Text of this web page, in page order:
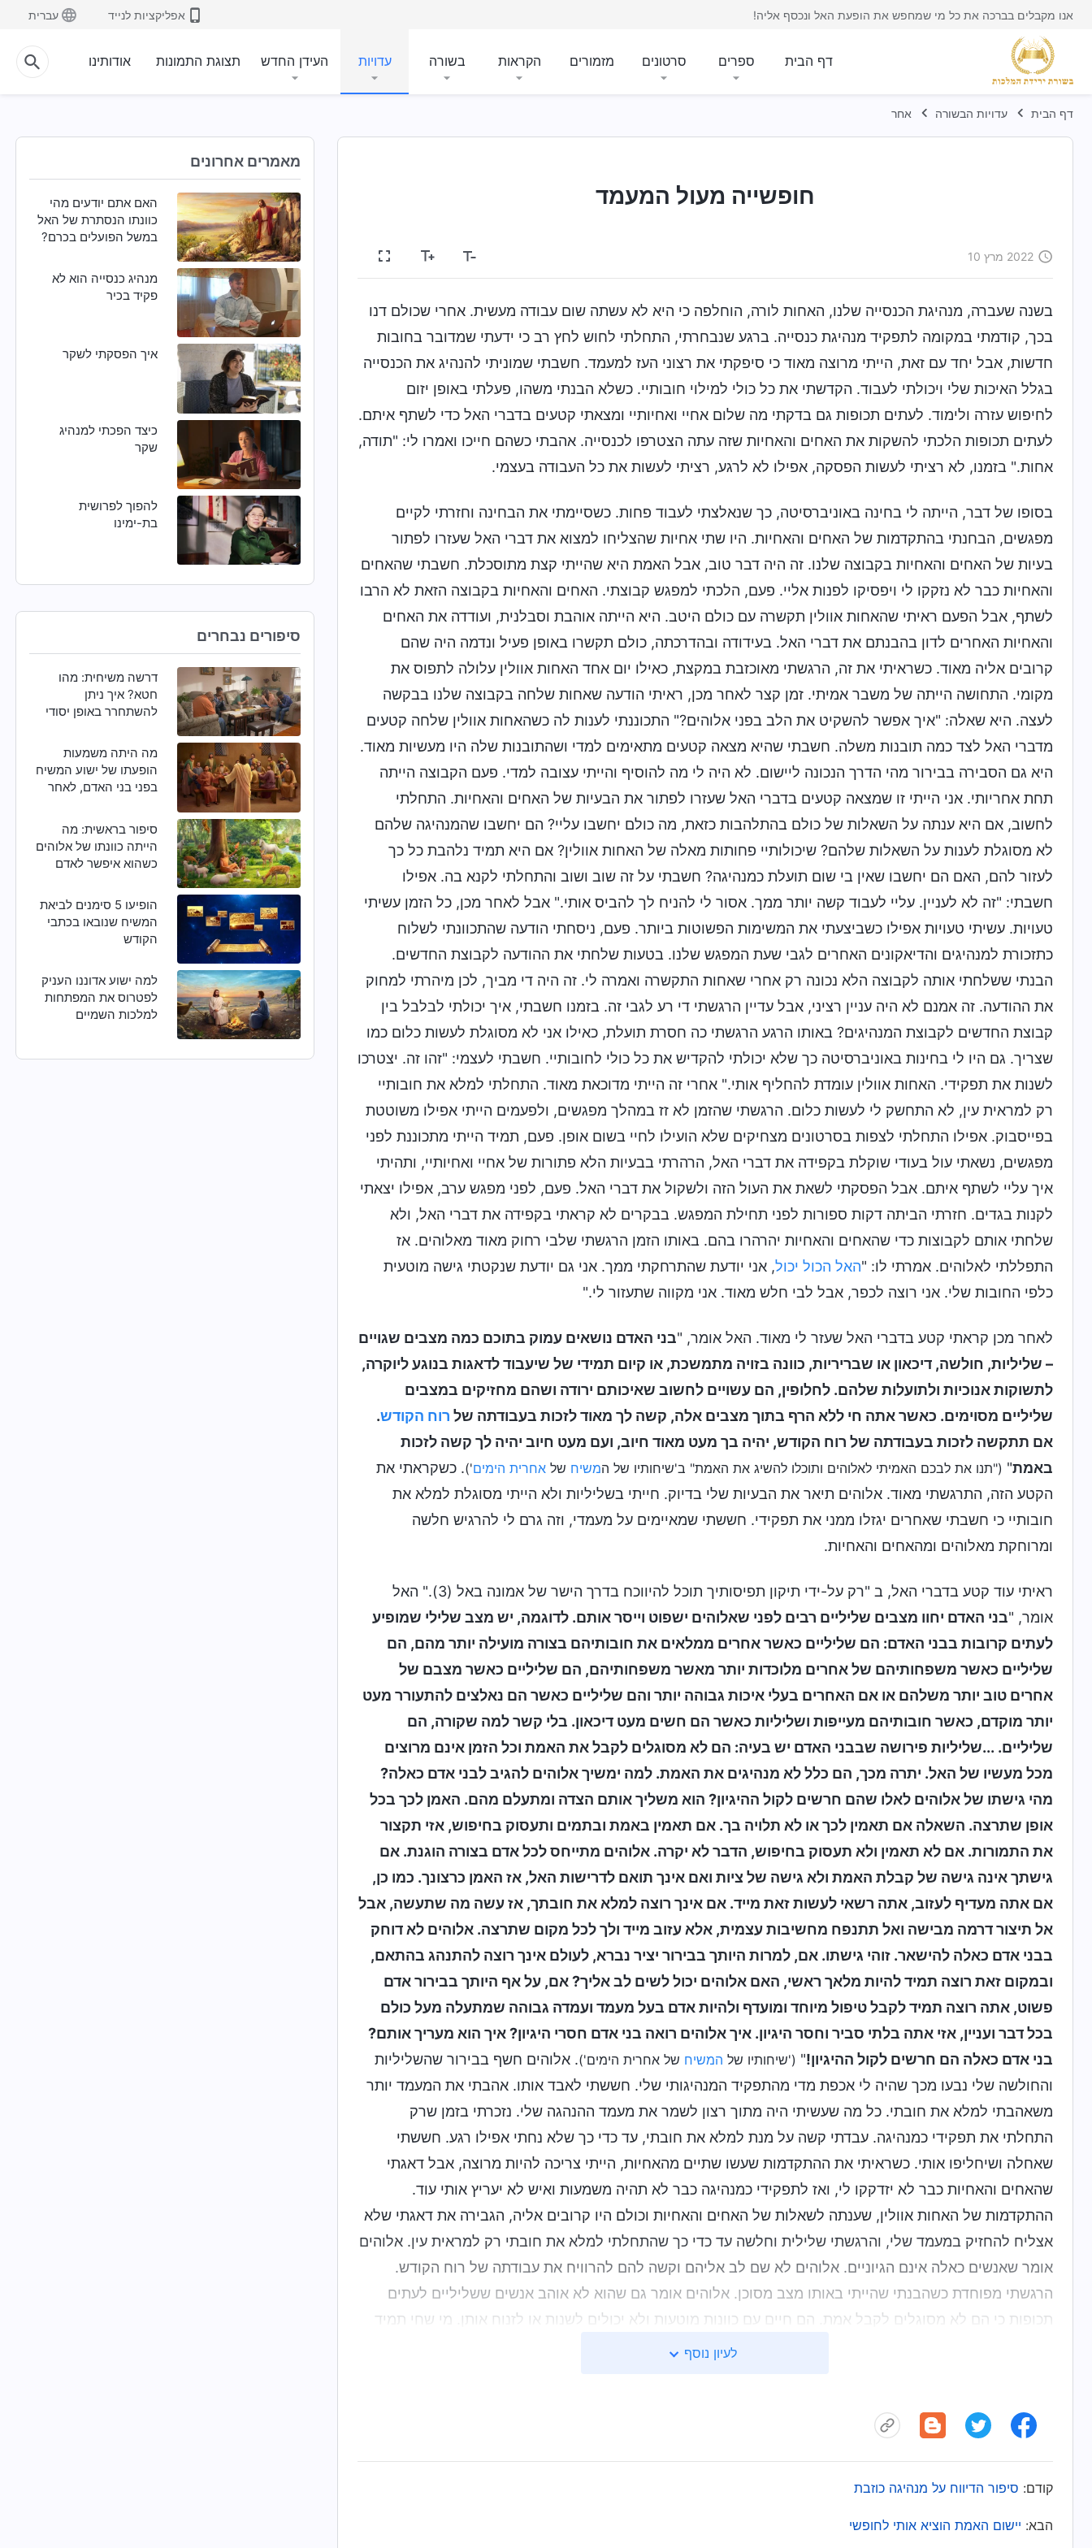
אנו מקבלים בברכה את כל מי שמחפש את הופעת האל ונכסף אליה! אפליקציות לנייד עברית
דף הבית ספרים סרטונים מזמורים הקראות בשורה עדויות העידן החדש תצוגת התמונות אודותינו
דף הבית עדויות הבשורה אחר
חופשייה מעול המעמד
2022 מרץ 10
בשנה שעברה, מנהיגת הכנסייה שלנו, האחות לורה, הוחלפה כי היא לא עשתה שום עבודה מעשית. אחרי שכולם דנו
בכך, קודמתי במקומה לתפקיד מנהיגת כנסייה. ברגע שנבחרתי, התחלתי לחוש לחץ רב כי ידעתי שמדובר בחובות
חדשות, אבל יחד עם זאת, הייתי מרוצה מאוד כי סיפקתי את רצוני העז למעמד. חשבתי שמוניתי להנהיג את הכנסייה
בגלל האיכות שלי ויכולתי לעבוד. הקדשתי את כל כולי למילוי חובותיי. כשלא הבנתי משהו, פעלתי באופן יזום
לחיפוש עזרה ולימוד. לעתים תכופות גם בדקתי מה שלום אחיי ואחיותיי ומצאתי קטעים בדברי האל כדי לשתף איתם.
לעתים תכופות הלכתי להשקות את האחים והאחיות שזה עתה הצטרפו לכנסייה. אהבתי כשהם חייכו ואמרו לי: "תודה,
אחות." בזמנו, לא רציתי לעשות הפסקה, אפילו לא לרגע, רציתי לעשות את כל העבודה בעצמי.
בסופו של דבר, הייתה לי בחינה באוניברסיטה, כך שנאלצתי לעבוד פחות. כשסיימתי את הבחינה וחזרתי לקיים
מפגשים, הבחנתי בהתקדמות של האחים והאחיות. היו שתי אחיות שהצליחו למצוא את דברי האל שעזרו לפתור
בעיות של האחים והאחיות בקבוצה שלנו. זה היה דבר טוב, אבל האמת היא שהייתי קצת מתוסכלת. חשבתי שהאחים
והאחיות כבר לא נזקקו לי ויפסיקו לפנות אליי. פעם, הלכתי למפגש קבוצתי. האחים והאחיות בקבוצה הזאת לא הרבו
לשתף, אבל הפעם ראיתי שהאחות אוולין תקשרה עם כולם היטב. היא הייתה אוהבת וסבלנית, ועודדה את האחים
והאחיות האחרים לדון בהבנתם את דברי האל. בעידודה ובהדרכתה, כולם תקשרו באופן פעיל ונדמה היה שהם
קרובים אליה מאוד. כשראיתי את זה, הרגשתי מאוכזבת במקצת, כאילו יום אחד האחות אוולין עלולה לתפוס את
מקומי. התחושה הייתה של משבר אמיתי. זמן קצר לאחר מכן, ראיתי הודעה שאחות שלחה בקבוצה שלנו בבקשה
לעצה. היא שאלה: "איך אפשר להשקיט את הלב בפני אלוהים?" התכוננתי לענות לה כשהאחות אוולין שלחה קטעים
מדברי האל לצד כמה תובנות משלה. חשבתי שהיא מצאה קטעים מתאימים למדי ושהתובנות שלה היו מעשיות מאוד.
היא גם הסבירה בבירור מהי הדרך הנכונה ליישום. לא היה לי מה להוסיף והייתי עצובה למדי. פעם הקבוצה הייתה
תחת אחריותי. אני הייתי זו שמצאה קטעים בדברי האל שעזרו לפתור את הבעיות של האחים והאחיות. התחלתי
לחשוב, אם היא ענתה על השאלות של כולם בהתלהבות כזאת, מה כולם יחשבו עליי? הם יחשבו שהמנהיגה שלהם
לא מסוגלת לענות על השאלות שלהם? שיכולותיי פחותות מאלה של האחות אוולין? אם היא תמיד נלהבת כל כך
לעזור להם, האם הם יחשבו שאין בי שום תועלת כמנהיגה? חשבתי על זה שוב ושוב והתחלתי לקנא בה. אפילו
חשבתי: "זה לא לעניין. עליי לעבוד קשה יותר ממך. אסור לי להניח לך להביס אותי." אבל לאחר מכן, כל הזמן עשיתי
טעויות. עשיתי טעויות אפילו כשביצעתי את המשימות הפשוטות ביותר. פעם, ניסחתי הודעה שהתכוונתי לשלוח
כתזכורת למנהיגים והדיאקונים האחרים לגבי שעת המפגש שלנו. בטעות שלחתי את ההודעה לקבוצת החדשים.
הבנתי ששלחתי אותה לקבוצה הלא נכונה רק אחרי שאחות התקשרה ואמרה לי. זה היה די מביך, לכן מיהרתי למחוק
את ההודעה. זה אמנם לא היה עניין רציני, אבל עדיין הרגשתי די רע לגבי זה. בזמנו חשבתי, איך יכולתי לבלבל בין
קבוצת החדשים לקבוצת המנהיגים? באותו הרגע הרגשתי כה חסרת תועלת, כאילו אני לא מסוגלת לעשות כלום כמו
שצריך. גם היו לי בחינות באוניברסיטה כך שלא יכולתי להקדיש את כל כולי לחובותיי. חשבתי לעצמי: "זהו זה. יצטרכו
לשנות את תפקידי. האחות אוולין עומדת להחליף אותי." אחרי זה הייתי מדוכאת מאוד. התחלתי למלא את חובותיי
רק למראית עין, לא התחשק לי לעשות כלום. הרגשתי שהזמן לא זז במהלך מפגשים, ולפעמים הייתי אפילו משוטטת
בפייסבוק. אפילו התחלתי לצפות בסרטונים מצחיקים שלא הועילו לחיי בשום אופן. פעם, תמיד הייתי מתכוננת לפני
מפגשים, נשאתי עול בעודי שוקלת בקפידה את דברי האל, הרהרתי בבעיות הלא פתורות של אחיי ואחיותיי, ותהיתי
איך עליי לשתף איתם. אבל הפסקתי לשאת את העול הזה ולשקול את דברי האל. פעם, לפני מפגש ערב, אפילו יצאתי
לקנות בגדים. חזרתי הביתה דקות ספורות לפני תחילת המפגש. בבקרים לא קראתי בקפידה את דברי האל, ולא
שלחתי אותם לקבוצות כדי שהאחים והאחיות יהרהרו בהם. באותו הזמן הרגשתי שלבי רחוק מאוד מאלוהים. אז
התפללתי לאלוהים. אמרתי לו: "האל הכול יכול, אני יודעת שהתרחקתי ממך. אני גם יודעת שנקטתי גישה מוטעית
כלפי החובות שלי. אני רוצה לכפר, אבל לבי חלש מאוד. אני מקווה שתעזור לי."
לאחר מכן קראתי קטע בדברי האל שעזר לי מאוד. האל אומר, "בני האדם נושאים עמוק בתוכם כמה מצבים שגויים
– שליליות, חולשה, דיכאון או שבריריות, כוונה בזויה מתמשכת, או קיום תמידי של שיעבוד לדאגות בנוגע ליוקרה,
לתשוקות אנוכיות ולתועלות שלהם. לחלופין, הם עשויים לחשוב שאיכותם ירודה ושהם מחזיקים במצבים
שליליים מסוימים. כאשר אתה חי ללא הרף בתוך מצבים אלה, קשה לך מאוד לזכות בעבודתה של רוח הקודש.
אם תתקשה לזכות בעבודתה של רוח הקודש, יהיה בך מעט מאוד חיוב, ועם מעט חיוב יהיה לך קשה לזכות
באמת" ("תנו את לבכם האמיתי לאלוהים ותוכלו להשיג את האמת" ב'שיחותיו של המשיח של אחרית הימים'). כשקראתי את
הקטע הזה, התרגשתי מאוד. אלוהים תיאר את הבעיות שלי בדיוק. חייתי בשליליות ולא הייתי מסוגלת למלא את
חובותיי כי חשבתי שאחרים יגזלו ממני את תפקידי. חששתי שמאיימים על מעמדי, וזה גרם לי להרגיש חלשה
ומרוחקת מאלוהים ומהאחים והאחיות.
ראיתי עוד קטע בדברי האל, ב "רק על-ידי תיקון תפיסותיך תוכל להיווכח בדרך הישר של אמונה באל (3)." האל
אומר, "בני האדם יחוו מצבים שליליים רבים לפני שאלוהים ישפוט וייסר אותם. לדוגמה, יש מצב שלילי שמופיע
לעתים קרובות בבני האדם: הם שליליים כאשר אחרים ממלאים את חובותיהם בצורה מועילה יותר מהם, הם
שליליים כאשר משפחותיהם של אחרים מלוכדות יותר מאשר משפחותיהם, הם שליליים כאשר מצבם של
אחרים טוב יותר משלהם או אם האחרים בעלי איכות גבוהה יותר והם שליליים כאשר הם נאלצים להתעורר מעט
יותר מוקדם, כאשר חובותיהם מעייפות ושליליות כאשר הם חשים מעט דיכאון. בלי קשר למה שקורה, הם
שליליים. ...שליליות פירושה שבבני האדם יש בעיה: הם לא מסוגלים לקבל את האמת וכל הזמן אינם מרוצים
מכל מעשיו של האל. יתרה מכך, הם כלל לא מנהיגים את האמת. למה ימשיך אלוהים להגיב לבני אדם כאלה?
מהי גישתו של אלוהים לאלו שהם חרשים לקול ההיגיון? הוא משליך אותם הצדה ומתעלם מהם. האמן לכך בכל
אופן שתרצה. השאלה אם תאמין לכך או לא תלויה בך. אם תאמין באמת ובתמים ותעסוק בחיפוש, אזי תקצור
את התמורות. אם לא תאמין ולא תעסוק בחיפוש, הדבר לא יקרה. אלוהים מתייחס לכל אדם בצורה הוגנת. אם
גישתך אינה גישה של קבלת האמת ולא גישה של ציות ואם אינך תואם לדרישות האל, אז האמן כרצונך. כמו כן,
אם אתה מעדיף לעזוב, אתה רשאי לעשות זאת מייד. אם אינך רוצה למלא את חובתך, אז עשה מה שתעשה, אבל
אל תיצור דרמה מבישה ואל תתנפח מחשיבות עצמית, אלא עזוב מייד ולך לכל מקום שתרצה. אלוהים לא דוחק
בבני אדם כאלה להישאר. זוהי גישתו. אם, למרות היותך בבירור יציר נברא, לעולם אינך רוצה להתנהג בהתאם,
ובמקום זאת רוצה תמיד להיות מלאך ראשי, האם אלוהים יכול לשים לב אליך? אם, על אף היותך בבירור אדם
פשוט, אתה רוצה תמיד לקבל טיפול מיוחד ומועדף ולהיות אדם בעל מעמד ועמדה גבוהה שמתעלה מעל כולם
בכל דבר ועניין, אזי אתה בלתי סביר וחסר היגיון. איך אלוהים רואה בני אדם חסרי היגיון? איך הוא מעריך אותם?
בני אדם כאלה הם חרשים לקול ההיגיון!" ('שיחותיו של המשיח של אחרית הימים'). אלוהים חשף בבירור שהשליליות
והחולשה שלי נבעו מכך שהיה לי אכפת מדי מהתפקיד המנהיגותי שלי. חששתי לאבד אותו. אהבתי את המעמד יותר
משאהבתי למלא את חובתי. כל מה שעשיתי היה מתוך רצון לשמר את מעמד ההנהגה שלי. נזכרתי בזמן שרק
התחלתי את תפקידי כמנהיגה. עבדתי קשה על מנת למלא את חובתי, עד כדי כך שלא נחתי אפילו רגע. חששתי
שאחלה ושיחליפו אותי. כשראיתי את ההתקדמות שעשו שתיים מהאחיות, הייתי צריכה להיות מרוצה, אבל דאגתי
שהאחים והאחיות כבר לא יזדקקו לי, ואז לתפקידי כמנהיגה כבר לא תהיה משמעות ואיש לא יעריץ אותי עוד.
ההתקדמות של האחות אוולין, שענתה לשאלות של האחים והאחיות וכולם היו קרובים אליה, הגבירה את דאגתי שלא
אצליח להחזיק במעמד שלי, והרגשתי שלילית וחלשה עד כדי כך שהתחלתי למלא את חובתי רק למראית עין. אלוהים
אומר שאנשים כאלה אינם הגיוניים. אלוהים לא שם לב אליהם וקשה להם להרוויח את עבודתה של רוח הקודש.
הרגשתי מפוחדת כשהבנתי שהייתי באותו מצב מסוכן. אלוהים אומר גם שהוא לא אוהב אנשים ששליליים לעתים
תכופות כי הם לא מסוגלים לקבל אמת. הם חיים עם כוונות מוטעות ולא יכולים לשנות או לזנוח אותן. מי שחי תמיד
במצבים שליליים כאלה, בסופו של דבר יינטש וייפסל. זה גם מה שאני הבנתי בזמנו. אז פניתי לאלוהים, התוודיתי
לאחר מכן, אחות קראה מדברי האל במהלך מפגש. הדברים גרמו לי להבין למה אנחנו שואפים לתהילה, רווח ומעמד.
שליטתו?(פרסום ורווח.)אם כן, השטן משתמש בפרסום ורווח כדי לשלוט במחשבות האדם עד שבני האדם
יכולים לחשוב אך ורק על פרסום ורווח. בני האדם נלחמים על פרסום ורווח, חווים מצוקות למען הפרסום והרווח,
לעיון נוסף
קודם: סיפור הדיווח על מנהיגה כוזבת
הבא: יישום האמת הוציא אותי לחופשי
מאמרים אחרונים
האם אתם יודעים מהי
כוונתו הנסתרת של האל
במשל הפועלים בכרם?
מנהיג כנסייה הוא לא
פקיד בכיר
איך הפסקתי לשקר
כיצד הפכתי למנהיג
שקר
להפוך לפרושית
בת-ימינו
סיפורים נבחרים
דרשה משיחית: מהו
חטא? איך ניתן
להשתחרר באופן יסודי
מה היתה משמעות
הופעתו של ישוע המשיח
בפני בני האדם, לאחר
סיפור בראשית: מה
הייתה כוונתו של אלוהים
כשהוא איפשר לאדם
החיים?
הופיעו 5 סימנים לביאת
המשיח שנובאו בכתבי
הקודש
למה ישוע אדוננו העניק
לפטרוס את המפתחות
למלכות השמיים